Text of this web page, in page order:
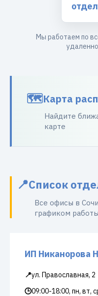
Мы работаем по
Карта
Найдите
карте
Список
Все офисы в
графиком работы
ИП Никанорова
📍ул. Православная, 2
🕒09:00-18:00, пн, вт,